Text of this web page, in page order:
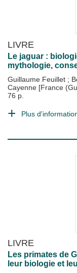
LIVRE
Le jaguar :
mythologie,
Guillaume Feuillet ;
Cayenne [France
76 p.
Plus
LIVRE
Les primates de
leur biologie et